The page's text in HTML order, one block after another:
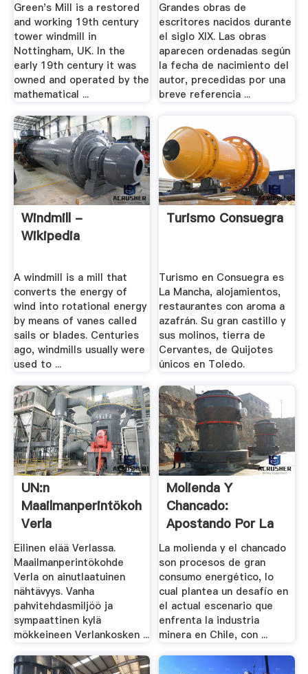
Green's Mill is a restored
and working 19th century
tower windmill in
Nottingham, UK. In the
early 19th century it was
owned and operated by the
mathematical ...
Grandes obras de
escritores nacidos durante
el siglo XIX. Las obras
aparecen ordenadas según
la fecha de nacimiento del
autor, precedidas por una
breve referencia ...
Windmill -
Wikipedia
A windmill is a mill that
converts the energy of
wind into rotational energy
by means of vanes called
sails or blades. Centuries
ago, windmills usually were
used to ...
Turismo Consuegra
Turismo en Consuegra es
La Mancha, alojamientos,
restaurantes con aroma a
azafrán. Su gran castillo y
sus molinos, tierra de
Cervantes, de Quijotes
únicos en Toledo.
UN:n
Maailmanperintökohde
Verla
Eilinen elää Verlassa.
Maailmanperintökohde
Verla on ainutlaatuinen
nähtävyys. Vanha
pahvitehdasmiljöö ja
sympaattinen kylä
mökkeineen Verlankosken ...
Molienda Y
Chancado:
Apostando Por La
Eficiencia .
La molienda y el chancado
son procesos de gran
consumo energético, lo
cual plantea un desafío en
el actual escenario que
enfrenta la industria
minera en Chile, con ...